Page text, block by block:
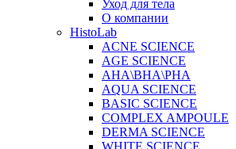
Уход для тела
О компании
HistoLab
ACNE SCIENCE
AGE SCIENCE
AHA\BHA\PHA
AQUA SCIENCE
BASIC SCIENCE
COMPLEX AMPOULE
DERMA SCIENCE
WHITE SCIENCE